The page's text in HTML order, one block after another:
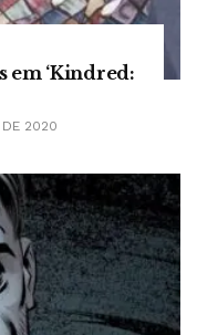
em ‘Kindred:
2020